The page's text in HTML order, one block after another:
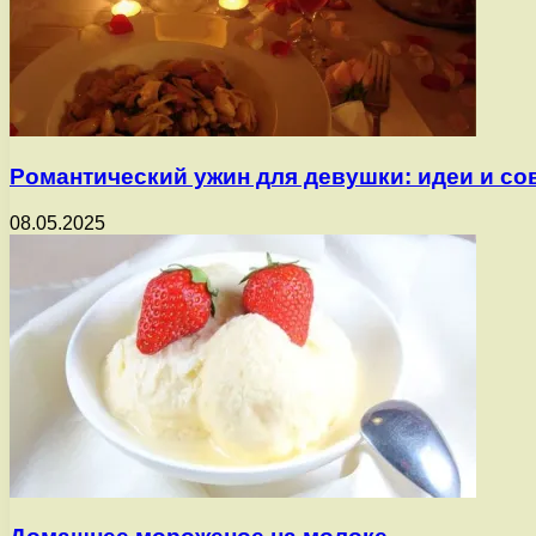
Романтический ужин для девушки: идеи и
08.05.2025